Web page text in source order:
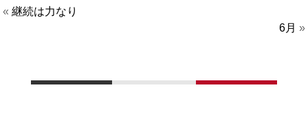
«継続は力なり
6月 »